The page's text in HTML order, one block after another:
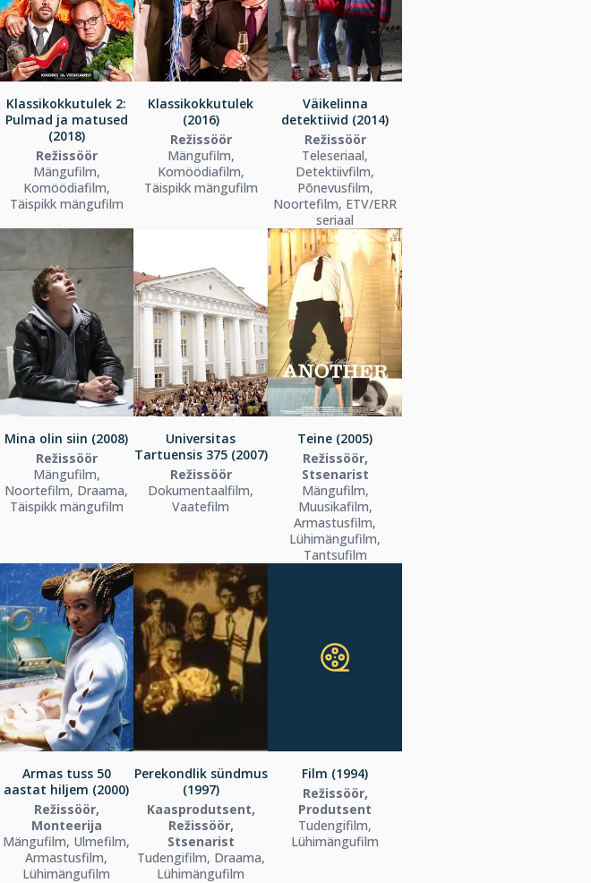
Klassikokkutulek 2:
Pulmad ja matused
(2018)
Režissöör
Mängufilm,
Komöödiafilm,
Täispikk mängufilm
Klassikokkutulek
(2016)
Režissöör
Mängufilm,
Komöödiafilm,
Täispikk mängufilm
Väikelinna
detektiivid (2014)
Režissöör
Teleseriaal,
Detektiivfilm,
Põnevusfilm,
Noortefilm, ETV/ERR
seriaal
Mina olin siin (2008)
Režissöör
Mängufilm,
Noortefilm, Draama,
Täispikk mängufilm
Universitas
Tartuensis 375 (2007)
Režissöör
Dokumentaalfilm,
Vaatefilm
Teine (2005)
Režissöör,
Stsenarist
Mängufilm,
Muusikafilm,
Armastusfilm,
Lühimängufilm,
Tantsufilm
Armas tuss 50
aastat hiljem (2000)
Režissöör,
Monteerija
Mängufilm, Ulmefilm,
Armastusfilm,
Lühimängufilm
Perekondlik sündmus
(1997)
Kaasprodutsent,
Režissöör,
Stsenarist
Tudengifilm, Draama,
Lühimängufilm
Film (1994)
Režissöör,
Produtsent
Tudengifilm,
Lühimängufilm